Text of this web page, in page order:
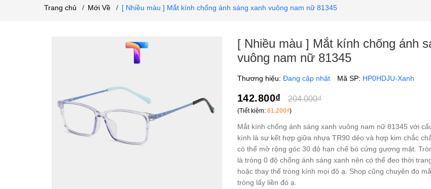
Trang chủ / Mới Về / [ Nhiều màu ] Mắt kính chống ánh sáng xanh vuông nam nữ 81345
[ Nhiều màu ] Mắt kính chống ánh
vuông nam nữ 81345
Thương hiệu: Đang cập nhật Mã SP: HP0HDJU-Xanh
142.800₫ 204.000₫
(Tiết kiệm: 61.200₫)
Mắt kính chống ánh sáng xanh vuông nam nữ 81345 với
kính là sự kết hợp giữa nhựa TR90 dẻo và hợp kim chắc
có thể mở rộng góc 30 độ hạn chế bó cứng gương mặt.
là tròng 0 độ chống ánh sáng xanh nên có thể đeo thời
hoặc thay thế tròng kính mọi độ ạ. Shop cũng chuyên đo
tròng lấy liền đó ạ.